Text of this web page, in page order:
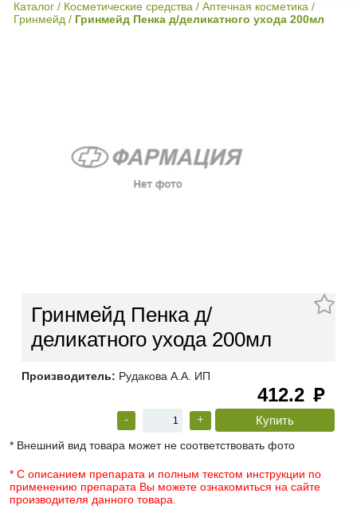
Каталог / Косметические средства / Аптечная косметика /
Гринмейд / Гринмейд Пенка д/деликатного ухода 200мл
Гринмейд Пенка д/
деликатного ухода 200мл
Производитель: Рудакова А.А. ИП
412.2 руб
- +
* Внешний вид товара может не соответствовать фото
* С описанием препарата и полным текстом инструкции по
применению препарата Вы можете ознакомиться на сайте
производителя данного товара.